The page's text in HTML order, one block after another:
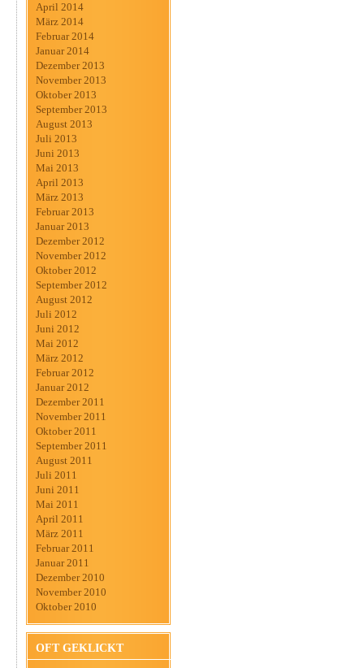
April 2014
März 2014
Februar 2014
Januar 2014
Dezember 2013
November 2013
Oktober 2013
September 2013
August 2013
Juli 2013
Juni 2013
Mai 2013
April 2013
März 2013
Februar 2013
Januar 2013
Dezember 2012
November 2012
Oktober 2012
September 2012
August 2012
Juli 2012
Juni 2012
Mai 2012
März 2012
Februar 2012
Januar 2012
Dezember 2011
November 2011
Oktober 2011
September 2011
August 2011
Juli 2011
Juni 2011
Mai 2011
April 2011
März 2011
Februar 2011
Januar 2011
Dezember 2010
November 2010
Oktober 2010
OFT GEKLICKT